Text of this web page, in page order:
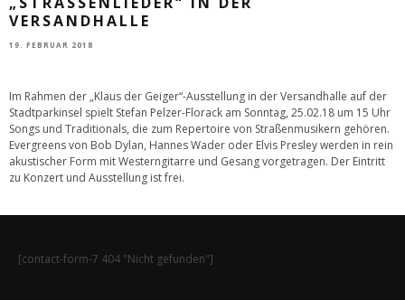
ERSANDHALLE
19. FEBRUAR 2018
Im Rahmen der „Klaus der Geiger“-Ausstellung in der Versandhalle auf der
Stadtparkinsel spielt Stefan Pelzer-Florack am Sonntag, 25.02.18 um 15 Uhr
Songs und Traditionals, die zum Repertoire von Straßenmusikern gehören.
Evergreens von Bob Dylan, Hannes Wader oder Elvis Presley werden in rein
akustischer Form mit Westerngitarre und Gesang vorgetragen. Der Eintritt
zu Konzert und Ausstellung ist frei.
[contact-form-7 404 "Nicht gefunden"]